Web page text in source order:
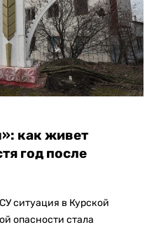
как живет
год после
ситуация в Курской
опасности стала